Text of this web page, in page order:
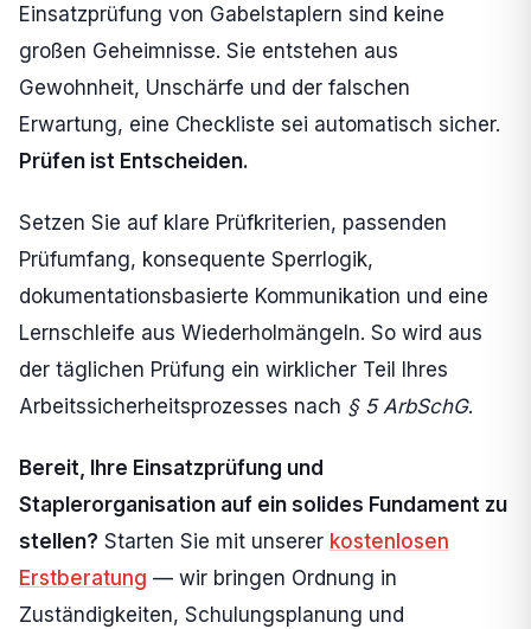
Einsatzprüfung von Gabelstaplern sind keine
großen Geheimnisse. Sie entstehen aus
Gewohnheit, Unschärfe und der falschen
Erwartung, eine Checkliste sei automatisch sicher.
Prüfen ist Entscheiden.
Setzen Sie auf klare Prüfkriterien, passenden
Prüfumfang, konsequente Sperrlogik,
dokumentationsbasierte Kommunikation und eine
Lernschleife aus Wiederholmängeln. So wird aus
der täglichen Prüfung ein wirklicher Teil Ihres
Arbeitssicherheitsprozesses nach § 5 ArbSchG.
Bereit, Ihre Einsatzprüfung und
Staplerorganisation auf ein solides Fundament zu
stellen? Starten Sie mit unserer kostenlosen
Erstberatung — wir bringen Ordnung in
Zuständigkeiten, Schulungsplanung und